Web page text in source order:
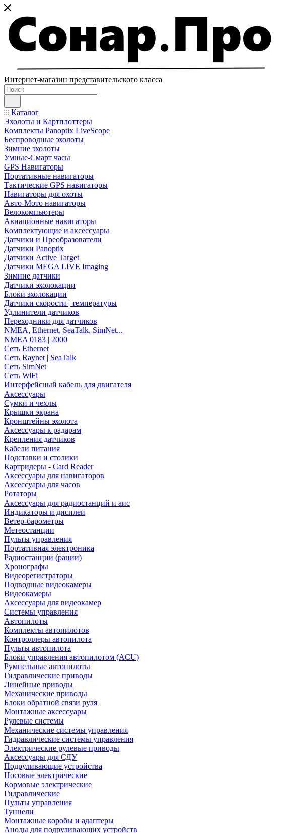
Интернет-магазин представительского класса
Каталог
Эхолоты и Картплоттеры
Комплекты Panoptix LiveScope
Беспроводные эхолоты
Зимние эхолоты
Умные-Смарт часы
GPS Навигаторы
Портативные навигаторы
Тактические GPS навигаторы
Навигаторы для охоты
Авто-Мото навигаторы
Велокомпьютеры
Авиационные навигаторы
Комплектующие и аксессуары
Датчики и Преобразователи
Датчики Panoptix
Датчики Active Target
Датчики MEGA LIVE Imaging
Зимние датчики
Датчики эхолокации
Блоки эхолокации
Датчики скорости | температуры
Удлинители датчиков
Переходники для датчиков
NMEA, Ethernet, SeaTalk, SimNet...
NMEA 0183 | 2000
Сеть Ethernet
Сеть Raynet | SeaTalk
Сеть SimNet
Сеть WiFi
Интерфейсный кабель для двигателя
Аксессуары
Сумки и чехлы
Крышки экрана
Кронштейны эхолота
Аксессуары к радарам
Крепления датчиков
Кабели питания
Подставки и столики
Картридеры - Card Reader
Аксессуары для навигаторов
Аксессуары для часов
Ротаторы
Аксессуары для радиостанций и аис
Индикаторы и дисплеи
Ветер-барометры
Метеостанции
Пульты управления
Портативная электроника
Радиостанции (рации)
Хронографы
Видеорегистраторы
Подводные видеокамеры
Видеокамеры
Аксессуары для видеокамер
Системы управления
Автопилоты
Комплекты автопилотов
Контроллеры автопилота
Пульты автопилота
Блоки управления автопилотом (ACU)
Румпельные автопилоты
Гидравлические приводы
Линейные приводы
Механические приводы
Блоки обратной связи руля
Монтажные аксессуары
Рулевые системы
Механические системы управления
Гидравлические системы управления
Электрические рулевые приводы
Аксессуары для СДУ
Подруливающие устройства
Носовые электрические
Кормовые электрические
Гидравлические
Пульты управления
Туннели
Монтажные коробы и адаптеры
Аноды для подруливающих устройств